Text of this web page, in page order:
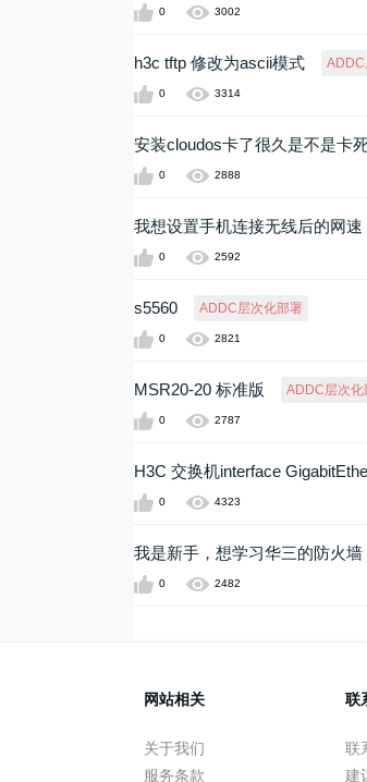
0 3002
h3c tftp 修改为ascii模式
0 3314
安装cloudos卡了很久是不是卡
0 2888
我想设置手机连接无线后的网
0 2592
s5560 ADDC层次化部署
0 2821
MSR20-20 标准版 ADDC层次化
0 2787
H3C 交换机interface
0 4323
我是新手，想学习华三的防火
0 2482
网站相关
关于我们
服务条款
联
联
建